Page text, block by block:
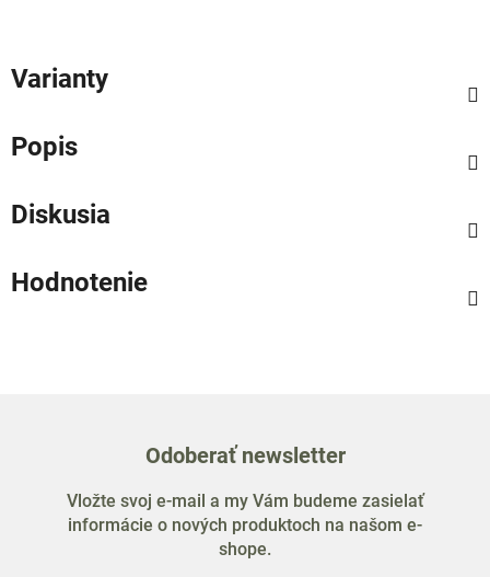
Varianty
Popis
Diskusia
Hodnotenie
Odoberať newsletter
Vložte svoj e-mail a my Vám budeme zasielať
informácie o nových produktoch na našom e-
shope.